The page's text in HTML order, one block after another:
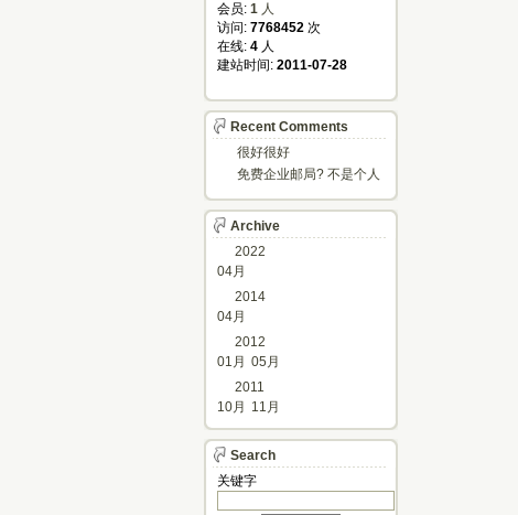
会员: 1 人
访问: 7768452 次
在线: 4 人
建站时间: 2011-07-28
Recent Comments
很好很好
免费企业邮局? 不是个人
Archive
2022
04月
2014
04月
2012
01月 05月
2011
10月
11月
Search
关键字